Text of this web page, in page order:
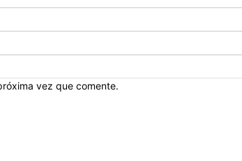
vez que comente.